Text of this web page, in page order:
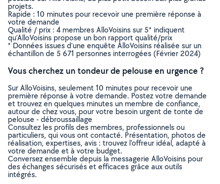
projets.
Rapide : 10 minutes pour recevoir une première réponse à
votre demande
Qualité / prix : 4 membres AlloVoisins sur 5* indiquent
qu’AlloVoisins propose un bon rapport qualité/prix
* Données issues d’une enquête AlloVoisins réalisée sur un
échantillon de 5 671 personnes interrogées (Février 2024)
Vous cherchez un tondeur de pelouse en urgence ?
Sur AlloVoisins, seulement 10 minutes pour recevoir une
première réponse à votre demande. Postez votre demande
et trouvez en quelques minutes un membre de confiance,
autour de chez vous, pour votre besoin urgent de tonte de
pelouse - débroussaillage
Consultez les profils des membres, professionnels ou
particuliers, qui vous ont contacté. Présentation, photos de
réalisation, expertises, avis : trouvez l'offreur idéal, adapté à
votre demande et à votre budget.
Conversez ensemble depuis la messagerie AlloVoisins pour
des échanges sécurisés et efficaces grâce aux outils
intégrés.